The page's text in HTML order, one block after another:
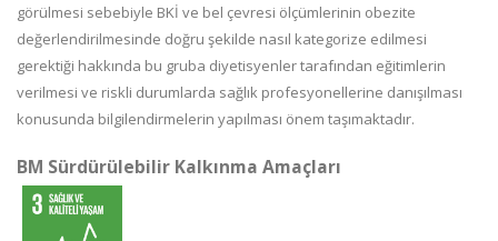
görülmesi sebebiyle BKİ ve bel çevresi ölçümlerinin obezite
değerlendirilmesinde doğru şekilde nasıl kategorize edilmesi
gerektiği hakkında bu gruba diyetisyenler tarafından eğitimlerin
verilmesi ve riskli durumlarda sağlık profesyonellerine danışılması
konusunda bilgilendirmelerin yapılması önem taşımaktadır.
BM Sürdürülebilir Kalkınma Amaçları